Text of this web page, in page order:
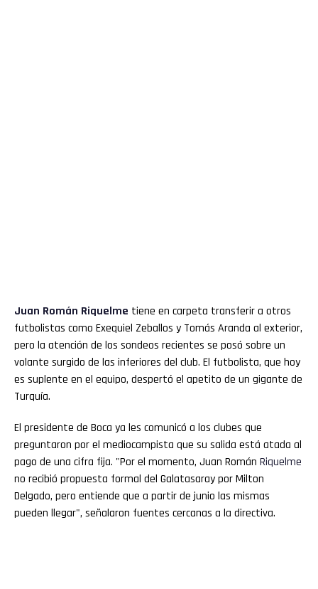
Juan Román Riquelme tiene en carpeta transferir a otros
futbolistas como Exequiel Zeballos y Tomás Aranda al exterior,
pero la atención de los sondeos recientes se posó sobre un
volante surgido de las inferiores del club. El futbolista, que hoy
es suplente en el equipo, despertó el apetito de un gigante de
Turquía.
El presidente de Boca ya les comunicó a los clubes que
preguntaron por el mediocampista que su salida está atada al
pago de una cifra fija. "Por el momento, Juan Román Riquelme
no recibió propuesta formal del Galatasaray por Milton
Delgado, pero entiende que a partir de junio las mismas
pueden llegar", señalaron fuentes cercanas a la directiva.